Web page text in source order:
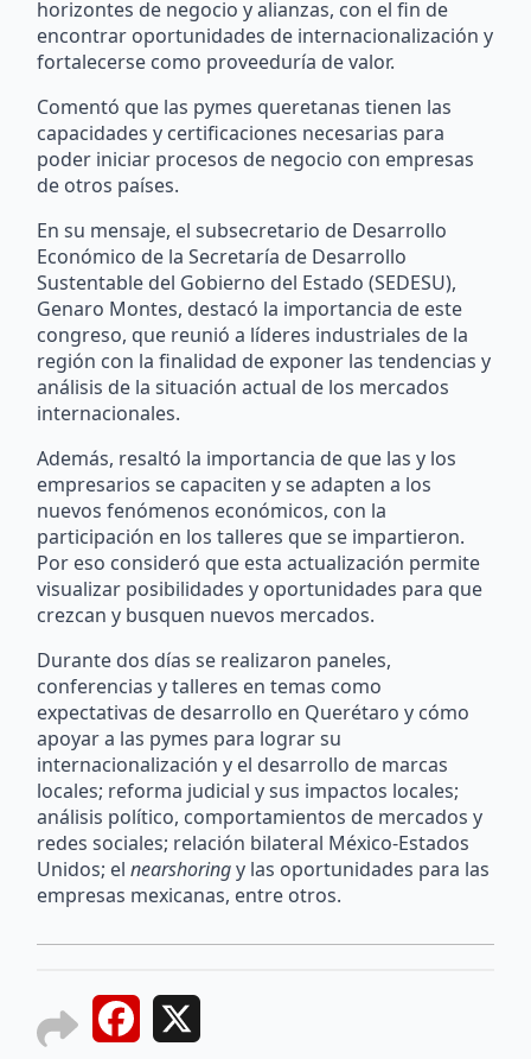
horizontes de negocio y alianzas, con el fin de
encontrar oportunidades de internacionalización y
fortalecerse como proveeduría de valor.
Comentó que las pymes queretanas tienen las
capacidades y certificaciones necesarias para
poder iniciar procesos de negocio con empresas
de otros países.
En su mensaje, el subsecretario de Desarrollo
Económico de la Secretaría de Desarrollo
Sustentable del Gobierno del Estado (SEDESU),
Genaro Montes, destacó la importancia de este
congreso, que reunió a líderes industriales de la
región con la finalidad de exponer las tendencias y
análisis de la situación actual de los mercados
internacionales.
Además, resaltó la importancia de que las y los
empresarios se capaciten y se adapten a los
nuevos fenómenos económicos, con la
participación en los talleres que se impartieron.
Por eso consideró que esta actualización permite
visualizar posibilidades y oportunidades para que
crezcan y busquen nuevos mercados.
Durante dos días se realizaron paneles,
conferencias y talleres en temas como
expectativas de desarrollo en Querétaro y cómo
apoyar a las pymes para lograr su
internacionalización y el desarrollo de marcas
locales; reforma judicial y sus impactos locales;
análisis político, comportamientos de mercados y
redes sociales; relación bilateral México-Estados
Unidos; elnearshoringy las oportunidades para las
empresas mexicanas, entre otros.
Facebook